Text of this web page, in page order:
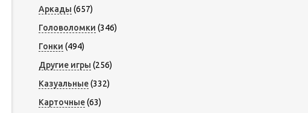
Аркады (657)
Головоломки (346)
Гонки (494)
Другие игры (256)
Казуальные(332)
Карточные(63)